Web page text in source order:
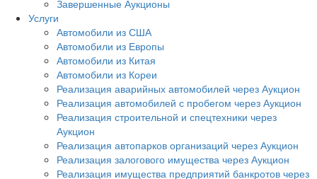
Завершенные Аукционы
Услуги
Автомобили из США
Автомобили из Европы
Автомобили из Китая
Автомобили из Кореи
Реализация аварийных автомобилей через Аукцион
Реализация автомобилей с пробегом через Аукцион
Реализация строительной и спецтехники через
Аукцион
Реализация автопарков организаций через Аукцион
Реализация залогового имущества через Аукцион
Реализация имущества предприятий банкротов через